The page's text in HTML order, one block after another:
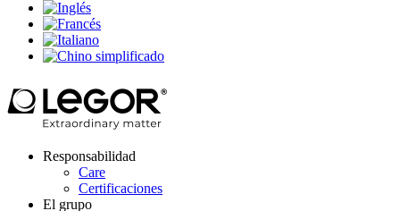
Responsabilidad
Care
Certificaciones
El grupo